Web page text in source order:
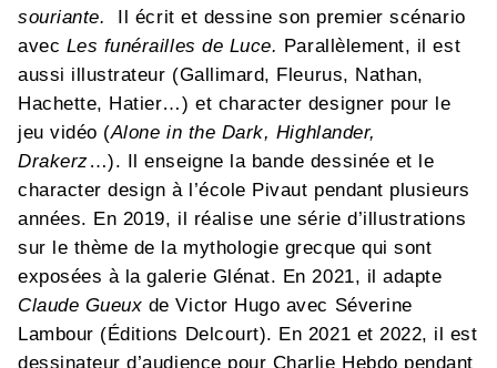
souriante.
Il écrit et dessine son premier scénario
avec Les funérailles de Luce. Parallèlement, il est
aussi illustrateur (Gallimard, Fleurus, Nathan,
Hachette, Hatier…) et character designer pour le
jeu vidéo (Alone in the Dark, Highlander,
Drakerz…). Il enseigne la bande dessinée et le
character design à l’école Pivaut pendant plusieurs
années. En 2019, il réalise une série d’illustrations
sur le thème de la mythologie grecque qui sont
exposées à la galerie Glénat. En 2021, il adapte
Claude Gueux de Victor Hugo avec Séverine
Lambour (Éditions Delcourt). En 2021 et 2022, il est
dessinateur d’audience pour Charlie Hebdo pendant